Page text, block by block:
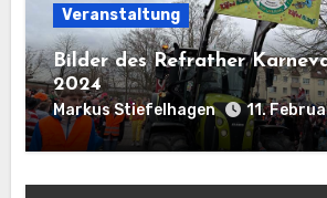
Veranstaltung
Bilder des Refrather
2024
Markus Stiefelhagen 11.